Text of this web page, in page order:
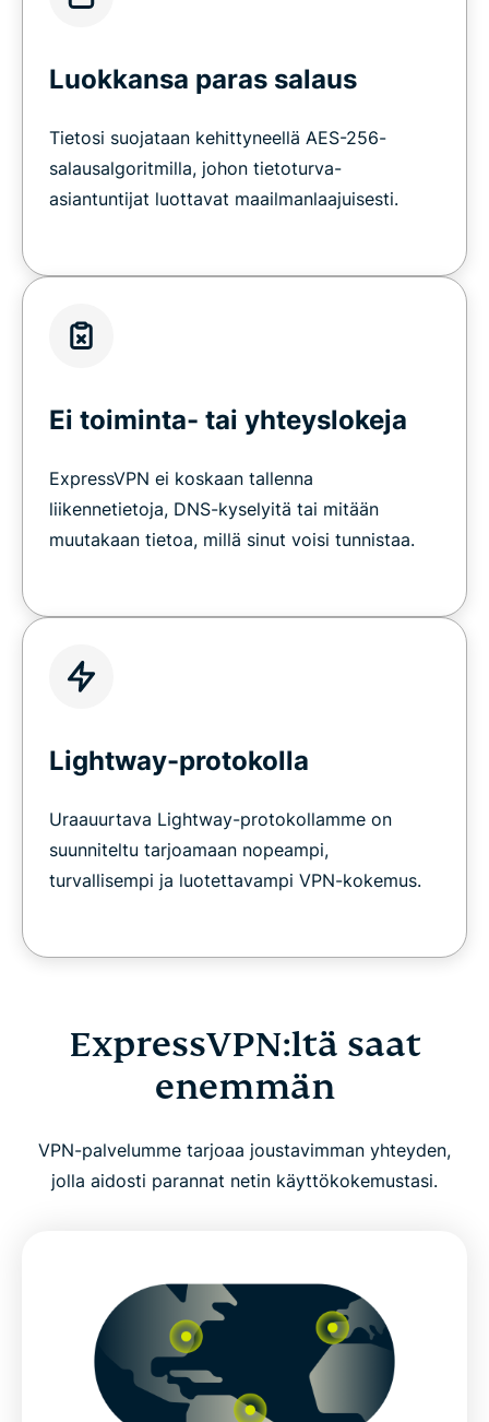
Luokkansa paras salaus
Tietosi suojataan kehittyneellä AES-256-
salausalgoritmilla, johon tietoturva-
asiantuntijat luottavat maailmanlaajuisesti.
Ei toiminta- tai yhteyslokeja
ExpressVPN ei koskaan tallenna
liikennetietoja, DNS-kyselyitä tai mitään
muutakaan tietoa, millä sinut voisi tunnistaa.
Lightway-protokolla
Uraauurtava Lightway-protokollamme on
suunniteltu tarjoamaan nopeampi,
turvallisempi ja luotettavampi VPN-kokemus.
ExpressVPN:ltä saat
enemmän
VPN-palvelumme tarjoaa joustavimman yhteyden,
jolla aidosti parannat netin käyttökokemustasi.